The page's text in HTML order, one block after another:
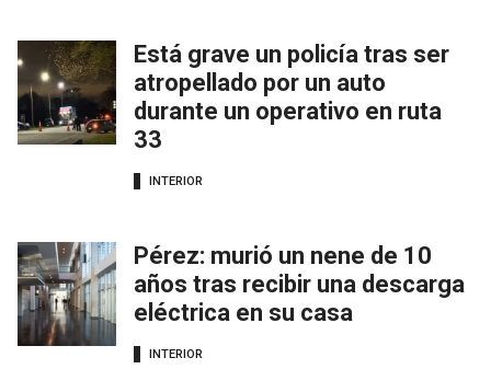
Está grave un policía tras ser
atropellado por un auto
durante un operativo en ruta
33
INTERIOR
Pérez: murió un nene de 10
años tras recibir una descarga
eléctrica en su casa
INTERIOR